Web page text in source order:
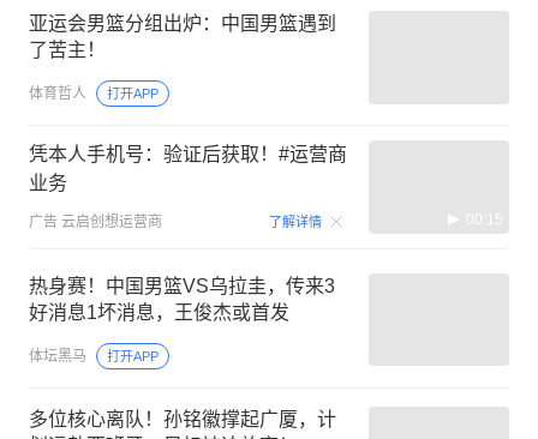
亚运会男篮分组出炉：中国男篮遇到
了苦主！
体育哲人 打开APP
凭本人手机号：验证后获取！#运营商
业务
广告 云启创想运营商 了解详情 00:15
热身赛！中国男篮VS乌拉圭，传来3
好消息1坏消息，王俊杰或首发
体坛黑马 打开APP
多位核心离队！孙铭徽撑起广厦，计